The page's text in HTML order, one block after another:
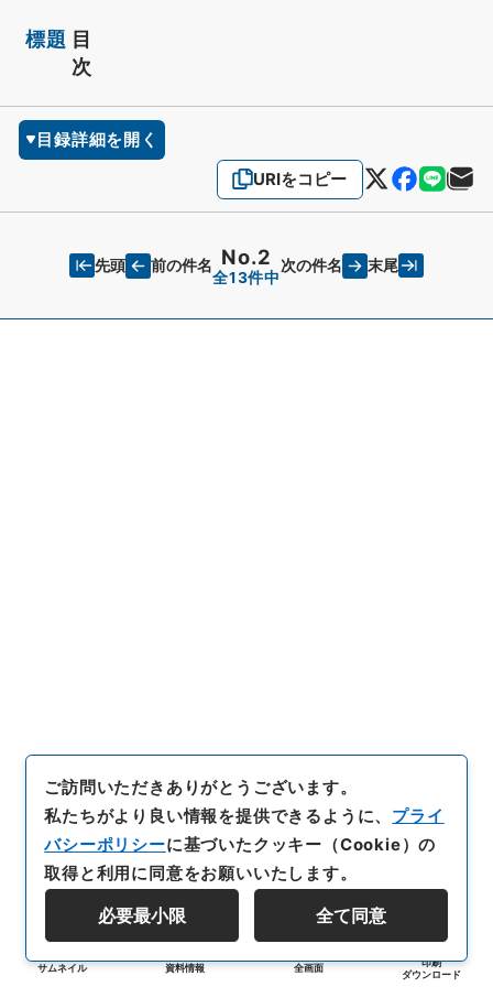
標題 目
次
目録詳細を開く
URIをコピー
先頭 前の件名 No.2
全13件中
次の件名 末尾
サムネイル 資料情報 全画面
印刷
ダウンロード
ご訪問いただきありがとうございます。
私たちがより良い情報を提供できるように、 プライ
バシーポリシーに基づいたクッキー（Cookie）の
取得と利用に同意をお願いいたします。
必要最小限 全て同意